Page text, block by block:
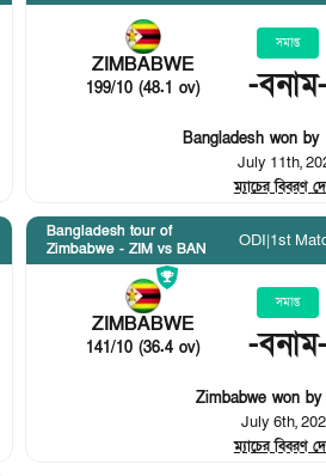
ZIMBABWE
199/10 (48.1 ov)
সমাপ্ত
-বনাম-
Bangladesh won
July 11th,
ম্যাচের বিবরণ
Bangladesh tour of
Zimbabwe - ZIM vs BAN
ODI|1st
ZIMBABWE
141/10 (36.4 ov)
সমাপ্ত
-বনাম-
Zimbabwe won
July 6th,
ম্যাচের বিবরণ